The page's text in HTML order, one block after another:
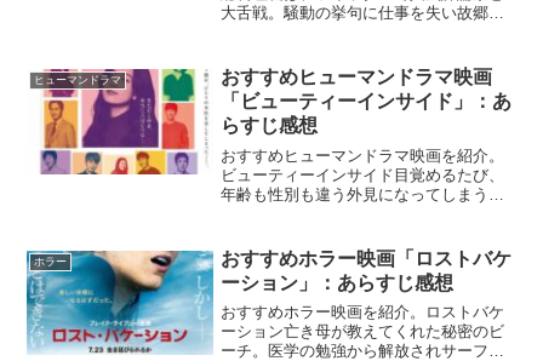
大舌戦。騒動の挙句に仕事を失い故郷に
ードトラック始めました』Netflix公式夢
を叶えるにはいつ...
ヒューマンドラマ
おすすめヒューマンドラマ映画
「ビューティーインサイド」：あ
らすじ感想
おすすめヒューマンドラマ映画を紹介。
ビューティーインサイド目覚めるたび、
年齢も性別も違う外見になってしまう青
るためには夜眠れない。『ビューティ
ー・インサイド』Netf...
ホラー
おすすめホラー映画「ロストバケ
ーション」：あらすじ感想
おすすめホラー映画を紹介。ロストバケ
ーション亡き母が教えてくれた秘密のビ
ーチ。医学の勉強から解放されサーフィ